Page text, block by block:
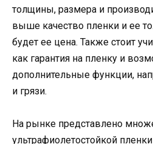
толщины, размера и
выше качество пленки и ее
будет ее цена. Также стоит
как гарантия на пленку и
дополнительные функции,
и грязи.
На рынке представлено
ультрафиолетостойкой